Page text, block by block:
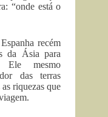
“onde está o
recém
da Ásia para
Ele mesmo
das terras
riquezas que